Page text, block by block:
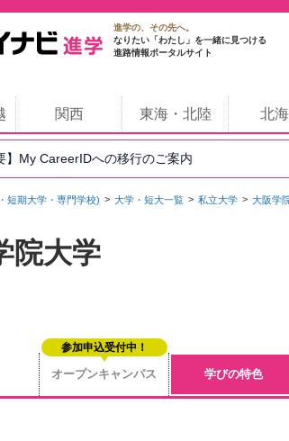
進学の、その先へ。
なりたい「わたし」を一緒に見つける
進路情報ポータルサイト
関西 東海・北陸 北
】My CareerIDへの移行のご案内
短期大学・専門学校) 大学・短大一覧 私立大学 大阪学
院大学
オープンキャンパス
参加申込受付中！
学びの特色